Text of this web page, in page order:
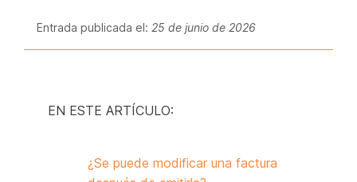
Entrada publicada el: 25 de junio de 2026
EN ESTE ARTÍCULO:
¿Se puede modificar una factura